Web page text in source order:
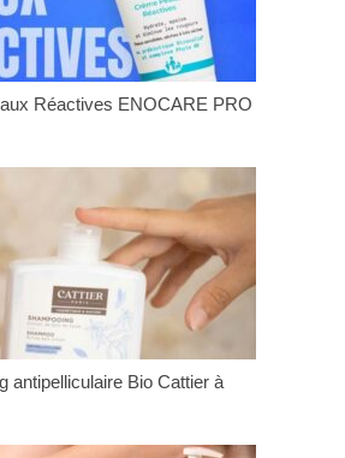
Réactives ENOCARE PRO
antipelliculaire Bio Cattier à